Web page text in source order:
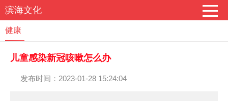
滨海文化
健康
儿童感染新冠咳嗽怎么办
发布时间：2023-01-28 15:24:04